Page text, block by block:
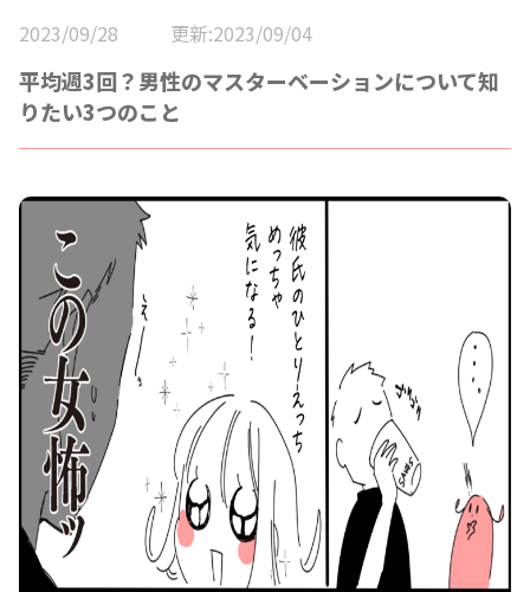
2023/09/28 更新:2023/09/04
平均週3回？男性のマスターベーションについて知
りたい3つのこと